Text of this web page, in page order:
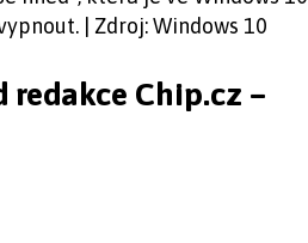
| Zdroj: Windows 10
Chip.cz –